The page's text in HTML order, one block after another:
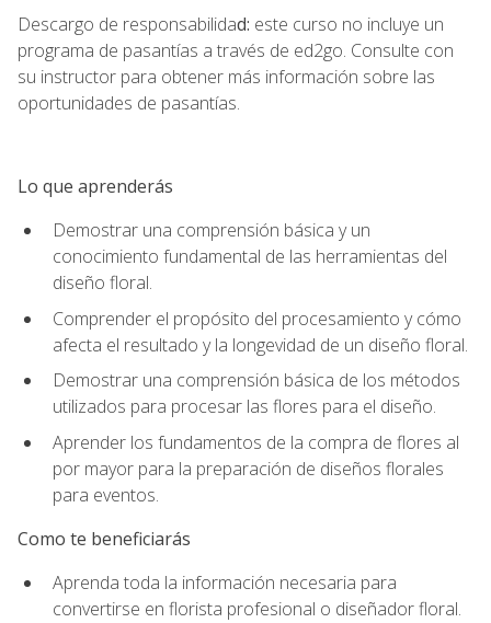
Descargo de responsabilidad: este curso no incluye un
programa de pasantías a través de ed2go. Consulte con
su instructor para obtener más información sobre las
oportunidades de pasantías.
Lo que aprenderás
Demostrar una comprensión básica y un
conocimiento fundamental de las herramientas del
diseño floral.
Comprender el propósito del procesamiento y cómo
afecta el resultado y la longevidad de un diseño floral.
Demostrar una comprensión básica de los métodos
utilizados para procesar las flores para el diseño.
Aprender los fundamentos de la compra de flores al
por mayor para la preparación de diseños florales
para eventos.
Como te beneficiarás
Aprenda toda la información necesaria para
convertirse en florista profesional o diseñador floral.